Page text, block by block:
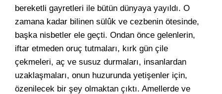
bereketli gayretleri ile bütün dünyaya yayıldı. O
zamana kadar bilinen sülûk ve cezbenin ötesinde,
başka nisbetler ele geçti. Ondan önce gelenlerin,
iftar etmeden oruç tutmaları, kırk gün çile
çekmeleri, aç ve susuz durmaları, insanlardan
uzaklaşmaları, onun huzurunda yetişenler için,
özenilecek bir şey olmaktan çıktı. Amellerde ve